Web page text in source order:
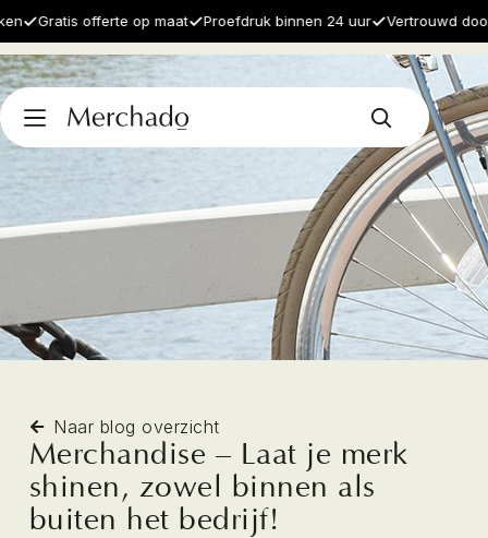
Gratis offerte op maat Proefdruk binnen 24 uur Vertrouwd door
Naar blog overzicht
Merchandise – Laat je merk
shinen, zowel binnen als
buiten het bedrijf!